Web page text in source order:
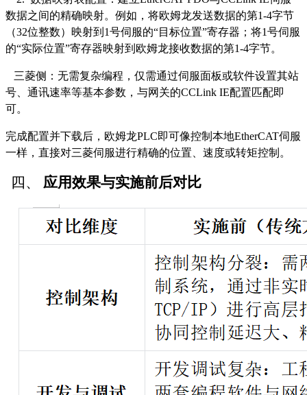
数据之间的精确映射。例如，将欧姆龙发送数据的第1-4字节
（32位整数）映射到1号伺服的“目标位置”寄存器；将1号伺服
的“实际位置”寄存器映射到欧姆龙接收数据的第1-4字节。
三菱侧：无需复杂编程，仅需通过伺服面板或软件设置其站
号、通讯速率等基本参数，与网关的CCLink IE配置匹配即
可。
完成配置并下载后，欧姆龙PLC即可像控制本地EtherCAT伺服
一样，直接对三菱伺服进行精确的位置、速度或转矩控制。
四、 应用效果与实施前后对比